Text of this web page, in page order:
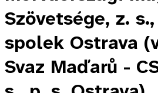
Szövetsége, z.
spolek Ostrava
Svaz Maďarů -